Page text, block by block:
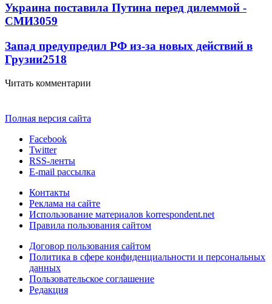
Украина поставила Путина перед дилеммой -
СМИ3059
Запад предупредил РФ из-за новых действий в
Грузии2518
Читать комментарии
Полная версия сайта
Facebook
Twitter
RSS-ленты
E-mail рассылка
Контакты
Реклама на сайте
Использование материалов korrespondent.net
Правила пользования сайтом
Договор пользования сайтом
Политика в сфере конфиденциальности и персональных
данных
Пользовательское соглашение
Редакция